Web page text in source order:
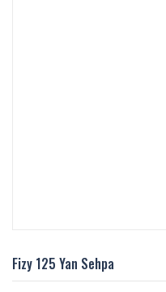
Fizy 125 Yan Sehpa